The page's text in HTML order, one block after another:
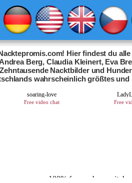
Hier findest du
Berg, Claudia Kleinert, Eva
Nacktbilder und
wahrscheinlich größtes